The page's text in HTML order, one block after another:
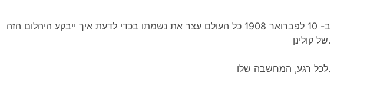
ב- 10 לפברואר 1908 כל העולם עצר את נשמתו בכדי לדעת איך ייבקע היהלום הזה
של קולינן.
לכל רגע, המחשבה שלו.